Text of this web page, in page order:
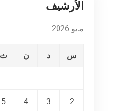
الأرشيف
مايو 2026
س د ن ث
2
3
4
5